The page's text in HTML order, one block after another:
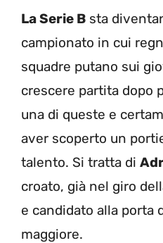
La Serie B sta
campionato in cui
squadre putano sui
crescere partita dopo
una di queste e
aver scoperto un
talento. Si tratta di
croato, già nel giro
e candidato alla porta
maggiore.